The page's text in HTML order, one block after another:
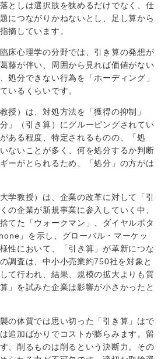
としは選択肢を狭めるだけでなく、仕
につながりかねないとし、足し算から
摘しています。
床心理学の分野では、引き算の発想が
藤が伴い、周囲から見れば価値がない
処分できない行為を「ホーディング」
いるくらいです。
授）は、対処方法を「獲得の抑制」
」（引き算）にグルーピングされてい
ある程度、特定されるものの、「処
ないことが多く、何を処分するか判断
ーがとられるため、「処分」の方がは
学教授）は、企業の改革に対して「引
の企業が新規事業に参入していく中、
てた「ウォークマン」、ダイヤルボタ
」を示し、グローバル・マーケッ
性において、「引き算」が革新につな
調査は、中小小売業約750社を対象と
て行われ、結果、規模の拡大よりも質
」を試みた企業は影響が小さかったと
の体質では思い切った「引き算」はで
追加ばかりでコストが膨らみます。留
、削るものは削るという決断力。その